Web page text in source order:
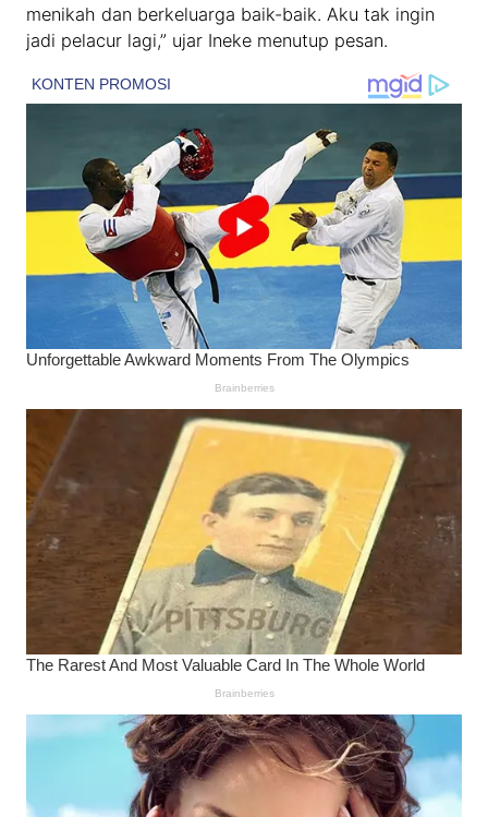
menikah dan berkeluarga baik-baik. Aku tak ingin
jadi pelacur lagi,” ujar Ineke menutup pesan.